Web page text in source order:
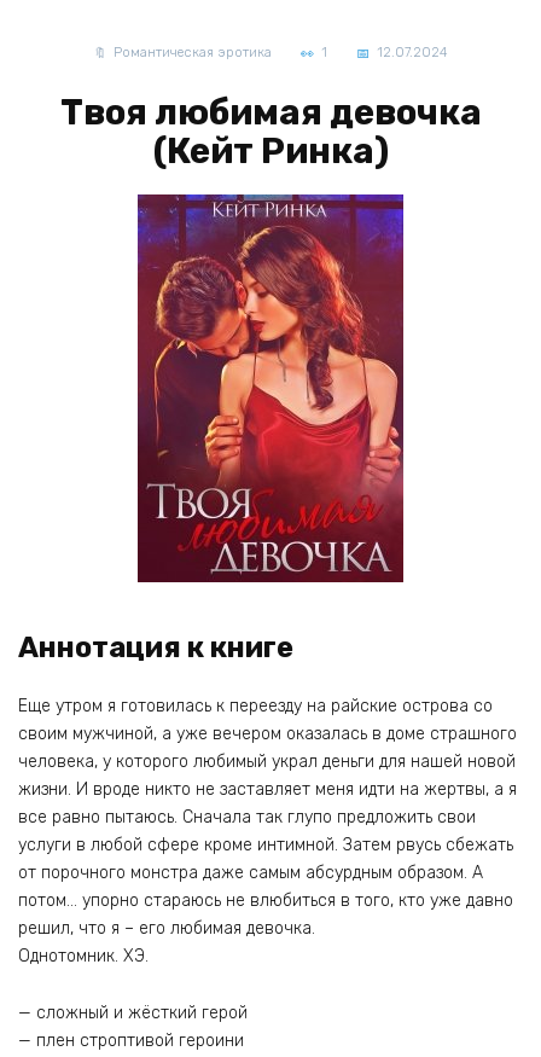
Романтическая эротика 1 12.07.2024
Твоя любимая девочка
(Кейт Ринка)
Аннотация к книге
Еще утром я готовилась к переезду на райские острова со
своим мужчиной, а уже вечером оказалась в доме страшного
человека, у которого любимый украл деньги для нашей новой
жизни. И вроде никто не заставляет меня идти на жертвы, а я
все равно пытаюсь. Сначала так глупо предложить свои
услуги в любой сфере кроме интимной. Затем рвусь сбежать
от порочного монстра даже самым абсурдным образом. А
потом… упорно стараюсь не влюбиться в того, кто уже давно
решил, что я – его любимая девочка.
Однотомник. ХЭ.
— сложный и жёсткий герой
— плен строптивой героини